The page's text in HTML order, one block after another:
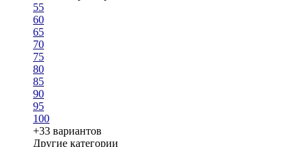
55
60
65
70
75
80
85
90
95
100
+33 вариантов
Другие категории